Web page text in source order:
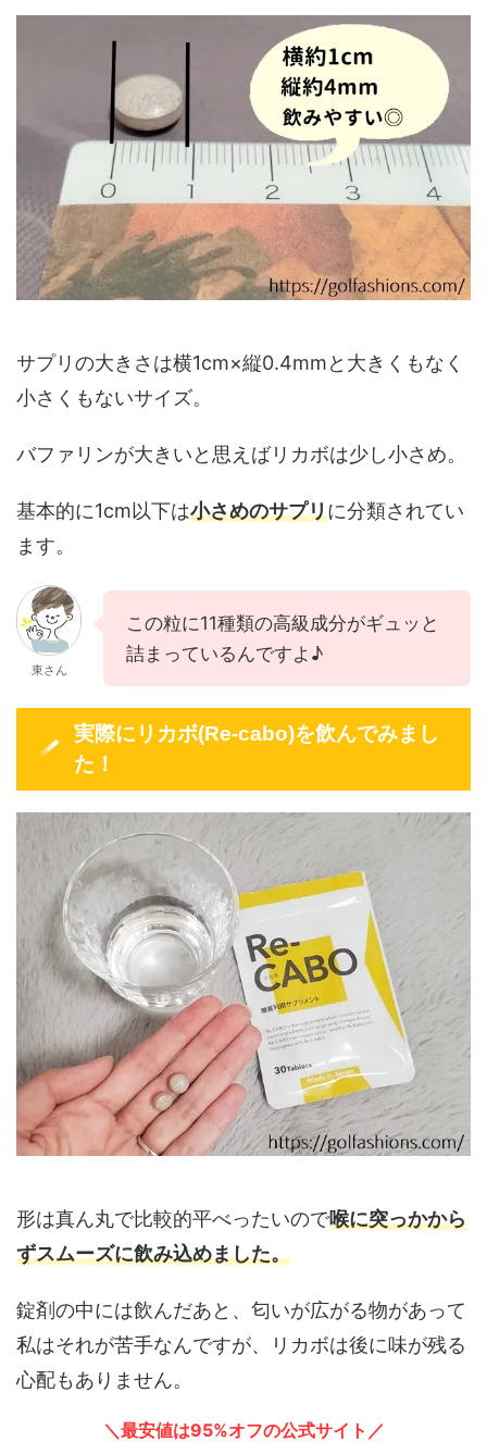
サプリの大きさは横1cm×縦0.4mmと大きくもなく
小さくもないサイズ。
バファリンが大きいと思えばリカボは少し小さめ。
基本的に1cm以下は小さめのサプリに分類されてい
ます。
東さん
この粒に11種類の高級成分がギュッと
詰まっているんですよ♪
実際にリカボ(Re-cabo)を飲んでみまし
た！
形は真ん丸で比較的平べったいので喉に突っかから
ずスムーズに飲み込めました。
錠剤の中には飲んだあと、匂いが広がる物があって
私はそれが苦手なんですが、リカボは後に味が残る
心配もありません。
＼最安値は95%オフの公式サイト／